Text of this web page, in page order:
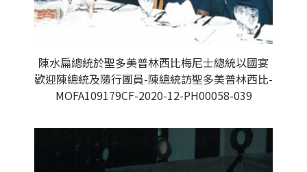
陳水扁總統於聖多美普林西比梅尼士總統以國宴
歡迎陳總統及隨行團員-陳總統訪聖多美普林西比-
MOFA109179CF-2020-12-PH00058-039